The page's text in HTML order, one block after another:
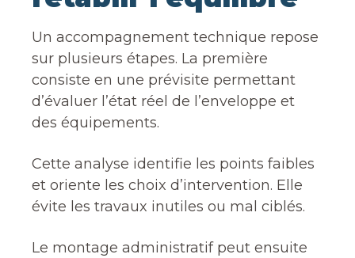
Un accompagnement technique repose
sur plusieurs étapes. La première
consiste en une prévisite permettant
d’évaluer l’état réel de l’enveloppe et
des équipements.
Cette analyse identifie les points faibles
et oriente les choix d’intervention. Elle
évite les travaux inutiles ou mal ciblés.
Le montage administratif peut ensuite